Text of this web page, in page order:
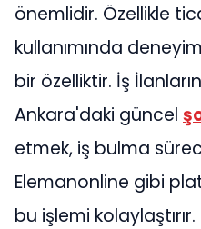
önemlidir. Özellikle
kullanımında
bir özelliktir. İş
Ankara'daki güncel
etmek, iş bulma
Elemanonline gibi
bu işlemi